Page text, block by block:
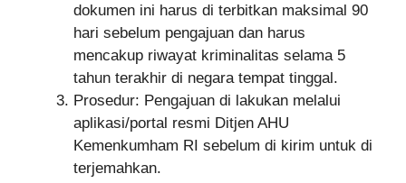
dokumen ini harus di terbitkan maksimal 90
hari sebelum pengajuan dan harus
mencakup riwayat kriminalitas selama 5
tahun terakhir di negara tempat tinggal.
Prosedur: Pengajuan di lakukan melalui
aplikasi/portal resmi Ditjen AHU
Kemenkumham RI sebelum di kirim untuk di
terjemahkan.